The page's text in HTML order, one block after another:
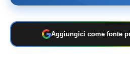
Aggiungici come fonte